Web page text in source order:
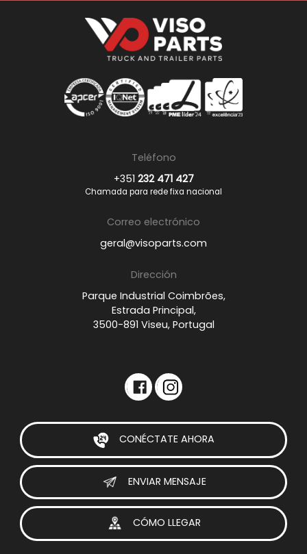
Teléfono
+351 232 471 427
Chamada para rede fixa nacional
Correo electrónico
geral@visoparts.com
Dirección
Parque Industrial Coimbrões,
Estrada Principal,
3500-891 Viseu, Portugal
CONÉCTATE AHORA
ENVIAR MENSAJE
CÓMO LLEGAR